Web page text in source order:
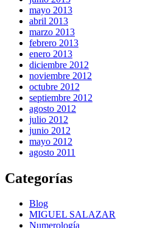
mayo 2013
abril 2013
marzo 2013
febrero 2013
enero 2013
diciembre 2012
noviembre 2012
octubre 2012
septiembre 2012
agosto 2012
julio 2012
junio 2012
mayo 2012
agosto 2011
Categorías
Blog
MIGUEL SALAZAR
Numerología